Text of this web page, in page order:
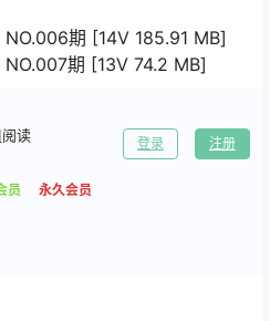
期 [14V 185.91 MB]
期 [13V 74.2 MB]
读
员 永久会员
登录 注册